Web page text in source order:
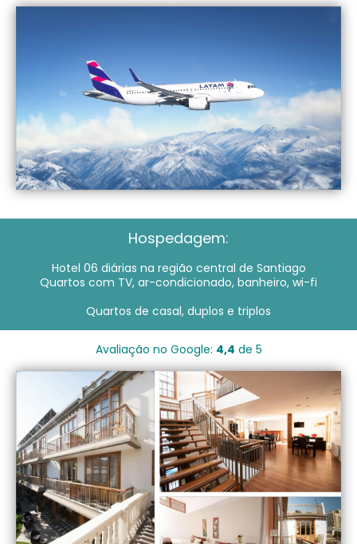
Hospedagem:
Hotel 06 diárias na região central de Santiago
Quartos com TV, ar-condicionado, banheiro, wi-fi
Quartos de casal, duplos e triplos
Avaliação no Google: 4,4 de 5